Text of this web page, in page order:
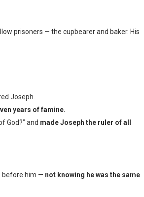
prisoners — the cupbearer and baker. His
Joseph.
years of famine.
God?” and made Joseph the ruler of all
before him — not knowing he was the same